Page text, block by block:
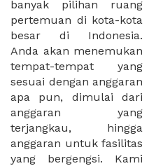
banyak pilihan ruang
pertemuan di kota-kota
besar di Indonesia.
Anda akan menemukan
tempat-tempat yang
sesuai dengan anggaran
apa pun, dimulai dari
anggaran yang
terjangkau, hingga
anggaran untuk fasilitas
yang bergengsi. Kami
terasa lebih
menyegarkan. Ini
merupakan
kesempatan fantastis
untuk memilih tempat
yang baik untuk
meningkatkan
kekompakan tim dan
membangun bisnis